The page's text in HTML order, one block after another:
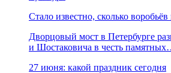
Стало известно, сколько
Дворцовый мост в Петербурге
и Шостаковича в честь
27 июня: какой праздник сегодня